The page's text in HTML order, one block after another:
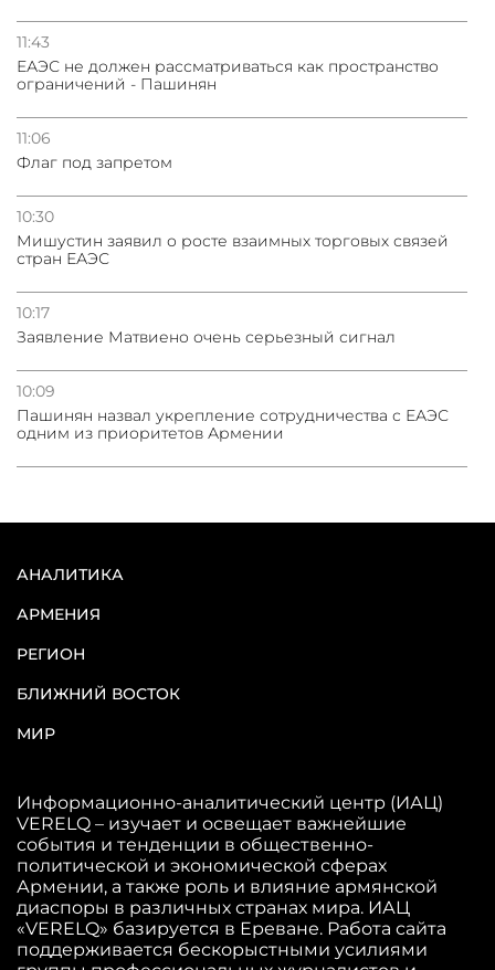
11:43
ЕАЭС не должен рассматриваться как пространство
ограничений - Пашинян
11:06
Флаг под запретом
10:30
Мишустин заявил о росте взаимных торговых связей
стран ЕАЭС
10:17
Заявление Матвиено очень серьезный сигнал
10:09
Пашинян назвал укрепление сотрудничества с ЕАЭС
одним из приоритетов Армении
АНАЛИТИКА
АРМЕНИЯ
РЕГИОН
БЛИЖНИЙ ВОСТОК
МИР
Информационно-аналитический центр (ИАЦ)
VERELQ – изучает и освещает важнейшие
события и тенденции в общественно-
политической и экономической сферах
Армении, а также роль и влияние армянской
диаспоры в различных странах мира. ИАЦ
«VERELQ» базируется в Ереване. Работа сайта
поддерживается бескорыстными усилиями